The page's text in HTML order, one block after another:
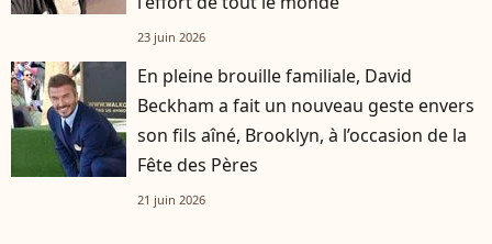
23 juin 2026
En pleine brouille familiale, David
Beckham a fait un nouveau geste envers
son fils aîné, Brooklyn, à l’occasion de la
Fête des Pères
21 juin 2026